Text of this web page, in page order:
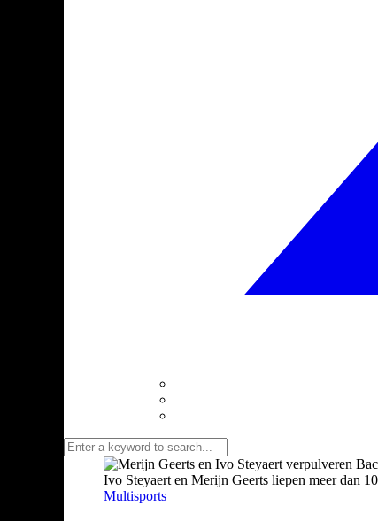
Ivo Steyaert en Merijn Geerts liepen meer dan
Multisports